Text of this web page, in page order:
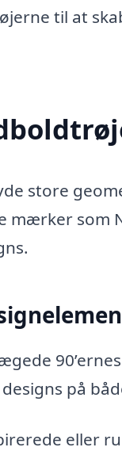
til at
store
mærker som
på
eller